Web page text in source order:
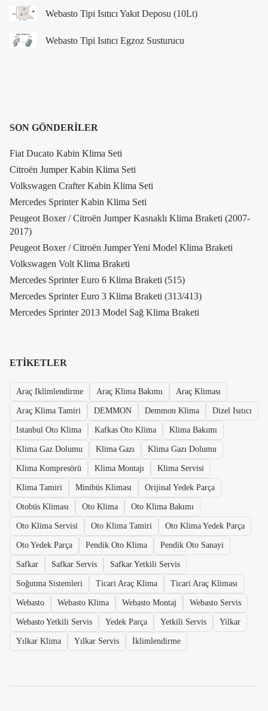
Webasto Tipi Isıtıcı Yakıt Deposu (10Lt)
Webasto Tipi Isıtıcı Egzoz Susturucu
SON GÖNDERILER
Fiat Ducato Kabin Klima Seti
Citroën Jumper Kabin Klima Seti
Volkswagen Crafter Kabin Klima Seti
Mercedes Sprinter Kabin Klima Seti
Peugeot Boxer / Citroën Jumper Kasnaklı Klima Braketi (2007-
2017)
Peugeot Boxer / Citroën Jumper Yeni Model Klima Braketi
Volkswagen Volt Klima Braketi
Mercedes Sprinter Euro 6 Klima Braketi (515)
Mercedes Sprinter Euro 3 Klima Braketi (313/413)
Mercedes Sprinter 2013 Model Sağ Klima Braketi
ETIKETLER
Araç Iklimlendirme Araç Klima Bakımı Araç Kliması
Araç Klima Tamiri DEMMON Demmon Klima Dizel Isıtıcı
Istanbul Oto Klima Kafkas Oto Klima Klima Bakımı
Klima Gaz Dolumu Klima Gazı Klima Gazı Dolumu
Klima Kompresörü Klima Montajı Klima Servisi
Klima Tamiri Minibüs Kliması Orijinal Yedek Parça
Otobüs Kliması Oto Klima Oto Klima Bakımı
Oto Klima Servisi Oto Klima Tamiri Oto Klima Yedek Parça
Oto Yedek Parça Pendik Oto Klima Pendik Oto Sanayi
Safkar Safkar Servis Safkar Yetkili Servis
Soğutma Sistemleri Ticari Araç Klima Ticari Araç Kliması
Webasto Webasto Klima Webasto Montaj Webasto Servis
Webasto Yetkili Servis Yedek Parça Yetkili Servis Yilkar
Yılkar Klima Yılkar Servis İklimlendirme